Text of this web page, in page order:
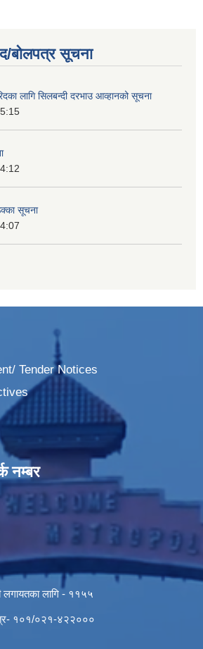
बोलपत्र सूचना
लागि सिलबन्दी दरभाउ आव्हानको सूचना
सूचना
Tender Notices
नम्बर
लगायतका लागि - ११५५
१०१/०२१-४२२०००